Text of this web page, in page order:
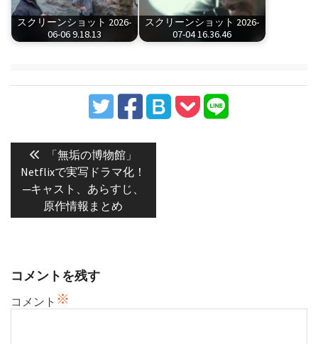
スクリーンショット 2026-
06-06 9.18.13
スクリーンショット 2026-
07-04 16.36.46
ナ
ビ
ン
Previous
post:
「無垢の博物館」
Netflixで実写ドラマ化！
─キャスト、あらすじ、
原作情報まとめ
コメントを残す
コメント ※